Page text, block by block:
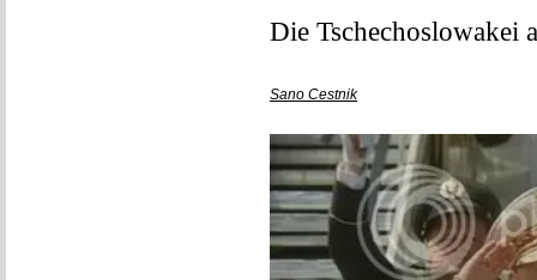
Die Tschechoslowakei
Sano Cestnik